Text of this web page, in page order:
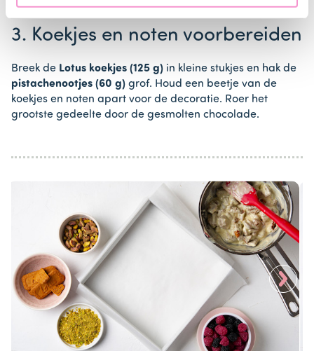
Item
1
of
3. Koekjes en noten voorbereiden
Breek de Lotus koekjes (125 g) in kleine stukjes en hak de
pistachenootjes (60 g) grof. Houd een beetje van de
koekjes en noten apart voor de decoratie. Roer het
grootste gedeelte door de gesmolten chocolade.